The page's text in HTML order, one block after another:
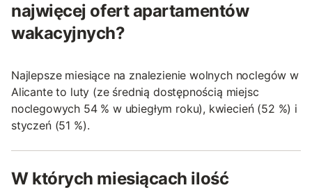
najwięcej ofert apartamentów
wakacyjnych?
Najlepsze miesiące na znalezienie wolnych noclegów w
Alicante to luty (ze średnią dostępnością miejsc
noclegowych 54 % w ubiegłym roku), kwiecień (52 %) i
styczeń (51 %).
W których miesiącach ilość